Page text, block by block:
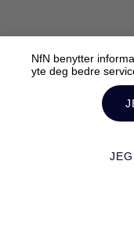
NfN benytter
yte deg bedre